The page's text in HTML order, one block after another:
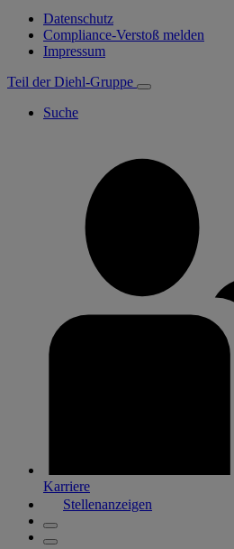
Datenschutz
Compliance-Verstoß melden
Impressum
Teil der Diehl-Gruppe
Suche
Karriere
Stellenanzeigen